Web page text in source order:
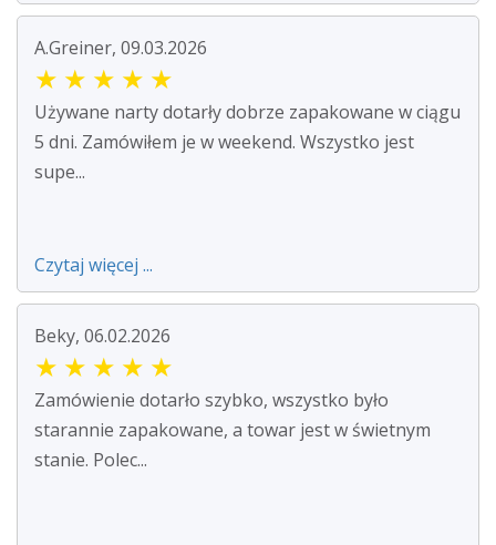
A.Greiner, 09.03.2026
★ ★ ★ ★ ★
Używane narty dotarły dobrze zapakowane w ciągu
5 dni. Zamówiłem je w weekend. Wszystko jest
supe...
Czytaj więcej ...
Beky, 06.02.2026
★ ★ ★ ★ ★
Zamówienie dotarło szybko, wszystko było
starannie zapakowane, a towar jest w świetnym
stanie. Polec...